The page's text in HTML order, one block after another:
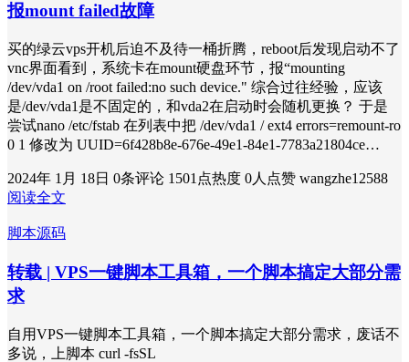
报mount failed故障
买的绿云vps开机后迫不及待一桶折腾，reboot后发现启动不了
vnc界面看到，系统卡在mount硬盘环节，报“mounting
/dev/vda1 on /root failed:no such device." 综合过往经验，应该
是/dev/vda1是不固定的，和vda2在启动时会随机更换？ 于是
尝试nano /etc/fstab 在列表中把 /dev/vda1 / ext4 errors=remount-ro
0 1 修改为 UUID=6f428b8e-676e-49e1-84e1-7783a21804ce…
2024年 1月 18日 0条评论 1501点热度 0人点赞 wangzhe12588
阅读全文
脚本源码
转载 | VPS一键脚本工具箱，一个脚本搞定大部分需
求
自用VPS一键脚本工具箱，一个脚本搞定大部分需求，废话不
多说，上脚本 curl -fsSL